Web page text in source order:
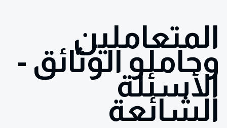
المتعاملين
وحاملو الوثائق -
الأسئلة
الشائعة